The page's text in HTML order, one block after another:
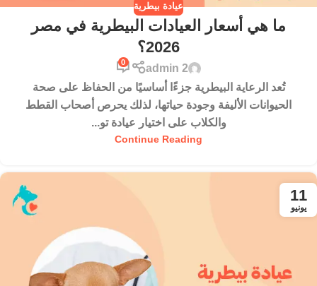
عيادة بيطرية
ما هي أسعار العيادات البيطرية في مصر
2026؟
admin 2
0
تُعد الرعاية البيطرية جزءًا أساسيًا من الحفاظ على صحة
الحيوانات الأليفة وجودة حياتها، لذلك يحرص أصحاب القطط
والكلاب على اختيار عيادة تو...
Continue Reading
11
يونيو